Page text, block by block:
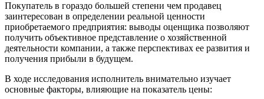
Покупатель в гораздо большей степени чем продавец
заинтересован в определении реальной ценности
приобретаемого предприятия: выводы оценщика позволяют
получить объективное представление о хозяйственной
деятельности компании, а также перспективах ее развития и
получения прибыли в будущем.
В ходе исследования исполнитель внимательно изучает
основные факторы, влияющие на показатель цены:
Великий Новгород
Великий Устюг
Вельск
Верещагино
Верхний Уфалей
Верхняя Пышма
Верхняя Салда